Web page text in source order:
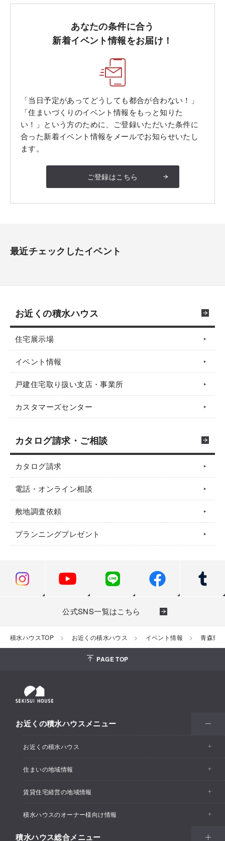
あなたの条件に合う
新着イベント情報をお届け！
「当日予定があってどうしても都合が合わない！」
「住まいづくりのイベント情報をもっと知りた
い！」という方のために、ご登録いただいた条件に
合った新着イベント情報をメールでお知らせいたし
ます。
ご登録はこちら
最近チェックしたイベント
お近くの積水ハウス
住宅展示場
イベント情報
戸建住宅取り扱い支店・事業所
カスタマーズセンター
カタログ請求・ご相談
カタログ請求
電話・オンライン相談
敷地調査依頼
プランニングプレゼント
公式SNS一覧はこちら
積水ハウスTOP お近くの積水ハウス イベント情報 青森県
PAGE TOP
お近くの積水ハウスメニュー
お近くの積水ハウス
お近くの積水ハウストップ
住まいの地域情報
イベント情報
住宅展示場・ショールーム情報
賃貸住宅経営の地域情報
イベント情報
積水ハウスのオーナー様向け情報
カスタマーズセンター
積水ハウス総合メニュー